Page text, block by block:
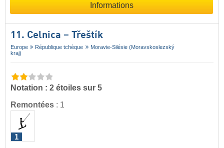
Informations
11. Celnica – Třeštík
Europe République tchèque
Moravie-Silésie (Moravskoslezský
kraj)
Notation : 2 étoiles sur 5
Remontées : 1
1